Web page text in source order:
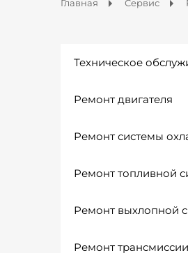
Главная Сервис
Техническое
Ремонт двигателя
Ремонт системы
Ремонт топливной
Ремонт выхлопной
Ремонт трансмиссии